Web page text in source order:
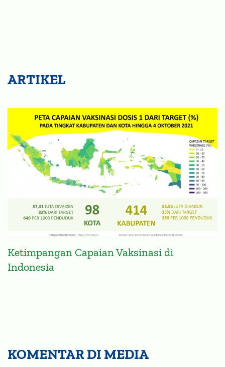
ARTIKEL
Ketimpangan Capaian Vaksinasi di
Indonesia
KOMENTAR DI MEDIA